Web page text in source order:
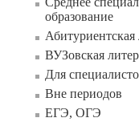
образование
Абитуриентская
ВУЗовская
Для
Вне периодов
ЕГЭ, ОГЭ